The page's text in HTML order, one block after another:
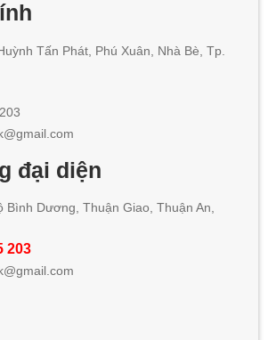
Tấn Phát, Phú Xuân, Nhà Bè, Tp.
đại diện
Dương, Thuận Giao, Thuận An,
203